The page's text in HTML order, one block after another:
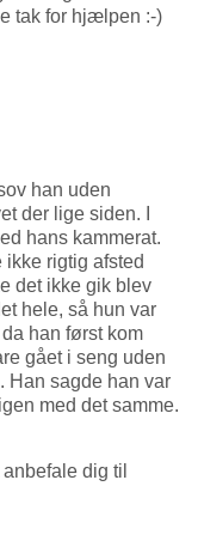
tak for hjælpen :-)
han uden
der lige siden. I
hans kammerat.
rigtig afsted
det ikke gik blev
hele, så hun var
han først kom
gået i seng uden
Han sagde han var
med det samme.
dig til